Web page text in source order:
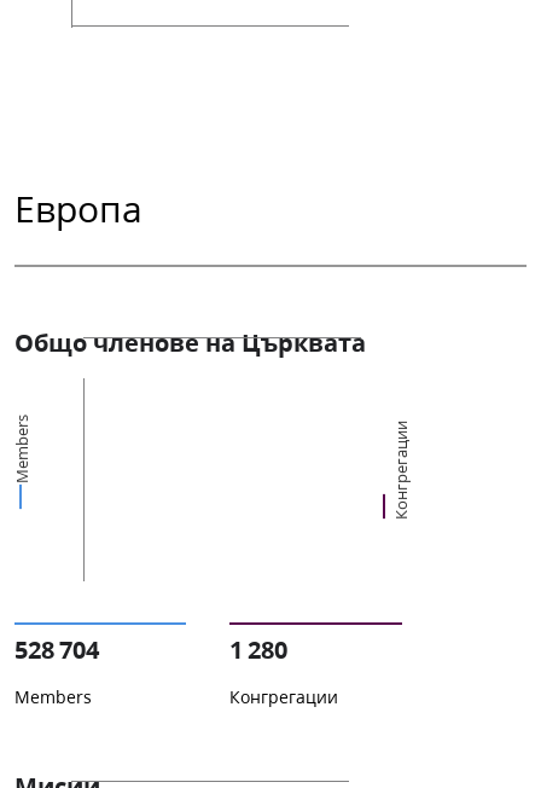
Европа
Общо членове на Църквата
Members Конгрегации
528 704
Members
1 280
Конгрегации